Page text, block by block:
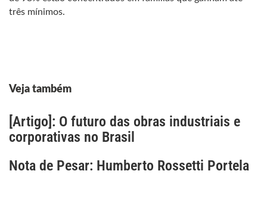
Veja também
[Artigo]: O futuro das obras industriais e
corporativas no Brasil
Nota de Pesar: Humberto Rossetti Portela